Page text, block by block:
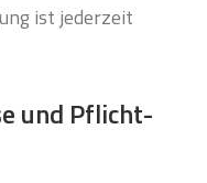
ist jederzeit
und Pflicht­